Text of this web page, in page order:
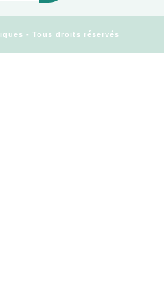
- Tous droits réservés